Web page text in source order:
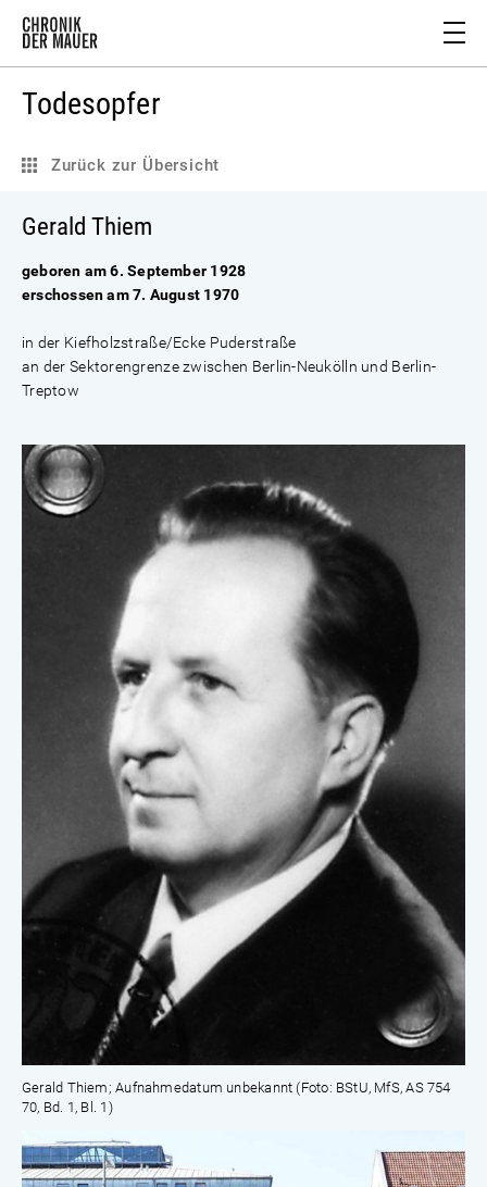
Todesopfer
Zurück zur Übersicht
Gerald Thiem; Aufnahmedatum unbekannt (Foto: BStU, MfS, AS 754
70, Bd. 1, Bl. 1)
Gerald Thiem
geboren am 6. September 1928
erschossen am 7. August 1970
in der Kiefholzstraße/Ecke Puderstraße
an der Sektorengrenze zwischen Berlin-Neukölln und Berlin-
Treptow